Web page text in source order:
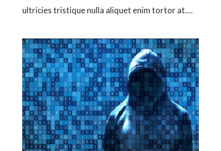
ultricies tristique nulla aliquet enim tortor at....